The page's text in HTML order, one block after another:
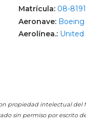
Matrícula: 08-8191
Aeronave: Boeing
Aerolínea.: United
propiedad intelectual
sin permiso por escrito